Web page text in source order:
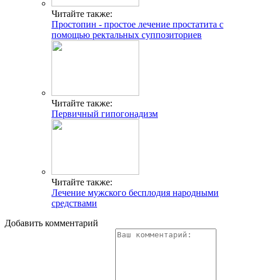
Читайте также:
Простопин - простое лечение простатита с
помощью ректальных суппозиториев
Читайте также:
Первичный гипогонадизм
Читайте также:
Лечение мужского бесплодия народными
средствами
Добавить комментарий